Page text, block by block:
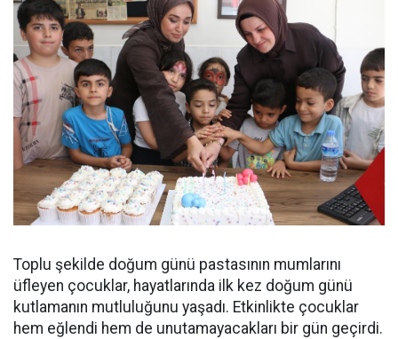
Toplu şekilde doğum günü pastasının mumlarını
üfleyen çocuklar, hayatlarında ilk kez doğum günü
kutlamanın mutluluğunu yaşadı. Etkinlikte çocuklar
hem eğlendi hem de unutamayacakları bir gün geçirdi.